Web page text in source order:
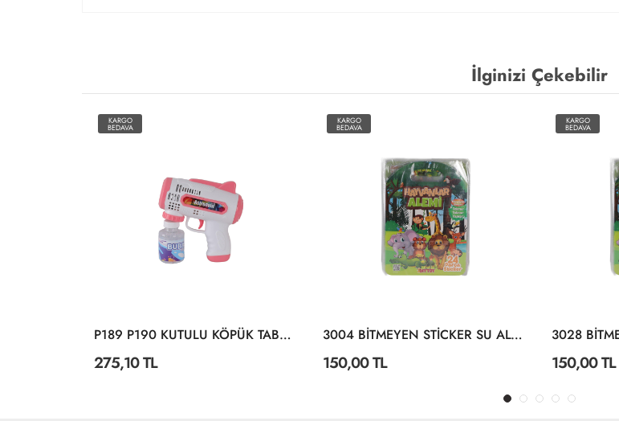
İlginizi Çekebilir
KARGO
BEDAVA
P189 P190 KUTULU KÖPÜK TABANCA
275,10 TL
KARGO
BEDAVA
3004 BİTMEYEN STİCKER SU ALTI DÜNYASI
150,00 TL
KARGO
BEDAVA
150,00 TL